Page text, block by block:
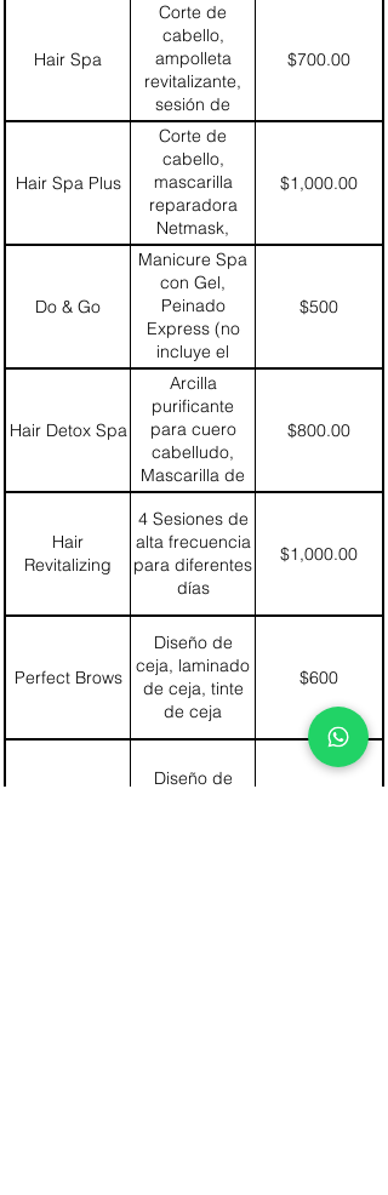
Hair Spa
Corte de
cabello,
ampolleta
revitalizante,
sesión de
radiofrecuencia
capilar, secado
u ondas ligeras
$700.00
Hair Spa Plus
Corte de
cabello,
mascarilla
reparadora
Netmask,
sesión de
radiofrecuencia
capilar, secado
u ondas ligeras
$1,000.00
Do & Go
Manicure Spa
con Gel,
Peinado
Express (no
incluye el
lavado)
$500
Hair Detox Spa
Arcilla
purificante
para cuero
cabelludo,
Mascarilla de
nutrición para
hidratar el
cabello,
Secado u
ondas ligeras
$800.00
Hair
Revitalizing
4 Sesiones de
alta frecuencia
para diferentes
días
$1,000.00
Perfect Brows
Diseño de
ceja, laminado
de ceja, tinte
de ceja
$600
Diseño de